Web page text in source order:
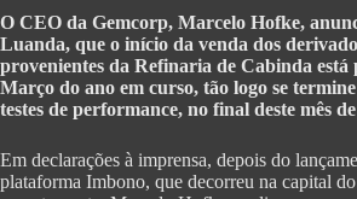
O CEO da Gemcorp, Marcelo Hofke,
Luanda, que o início da venda dos
provenientes da Refinaria de Cabinda está
Março do ano em curso, tão logo se termine
testes de performance, no final deste mês
Em declarações à imprensa, depois do
plataforma Imbono, que decorreu na capital